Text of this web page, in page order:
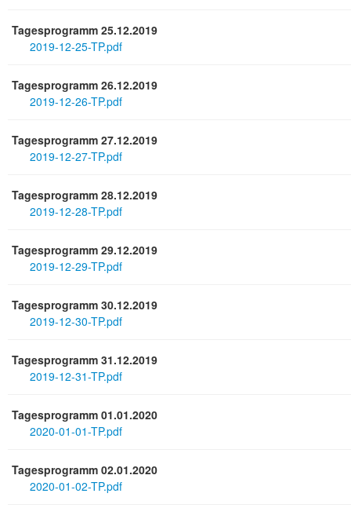
Tagesprogramm 25.12.2019
2019-12-25-TP.pdf
Tagesprogramm 26.12.2019
2019-12-26-TP.pdf
Tagesprogramm 27.12.2019
2019-12-27-TP.pdf
Tagesprogramm 28.12.2019
2019-12-28-TP.pdf
Tagesprogramm 29.12.2019
2019-12-29-TP.pdf
Tagesprogramm 30.12.2019
2019-12-30-TP.pdf
Tagesprogramm 31.12.2019
2019-12-31-TP.pdf
Tagesprogramm 01.01.2020
2020-01-01-TP.pdf
Tagesprogramm 02.01.2020
2020-01-02-TP.pdf